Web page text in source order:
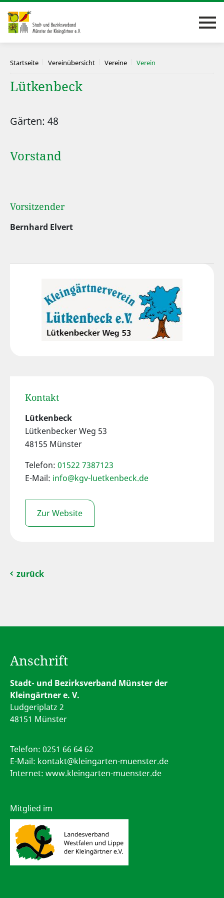
Startseite Vereinübersicht Vereine Verein
Lütkenbeck
Gärten: 48
Vorstand
Vorsitzender
Bernhard Elvert
Kontakt
Lütkenbeck
Lütkenbecker Weg 53
48155 Münster
Telefon: 01522 7387123
E-Mail: info@kgv-luetkenbeck.de
Zur Website
zurück
Anschrift
Stadt- und Bezirksverband Münster der
Kleingärtner e. V.
Ludgeriplatz 2
48151 Münster
Telefon: 0251 66 64 62
E-Mail: kontakt@kleingarten-muenster.de
Internet: www.kleingarten-muenster.de
Mitglied im